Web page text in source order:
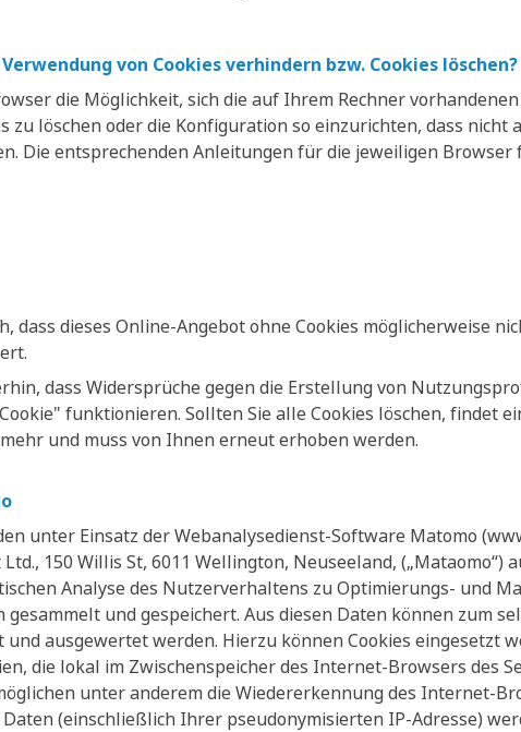
von Cookies verhindern bzw. Cookies löschen?
die Möglichkeit, sich die auf Ihrem Rechner
zu löschen oder die Konfiguration so einzurichten, dass nicht
Die entsprechenden Anleitungen für die jeweiligen Browser
dass dieses Online-Angebot ohne Cookies möglicherweise
dass Widersprüche gegen die Erstellung von
funktionieren. Sollten Sie alle Cookies löschen, findet
und muss von Ihnen erneut erhoben werden.
unter Einsatz der Webanalysedienst-Software Matomo
150 Willis St, 6011 Wellington, Neuseeland, („Mataomo“)
Analyse des Nutzerverhaltens zu Optimierungs- und
gesammelt und gespeichert. Aus diesen Daten können zum
ausgewertet werden. Hierzu können Cookies eingesetzt
die lokal im Zwischenspeicher des Internet-Browsers des
unter anderem die Wiedererkennung des Internet-
(einschließlich Ihrer pseudonymisierten IP-Adresse)